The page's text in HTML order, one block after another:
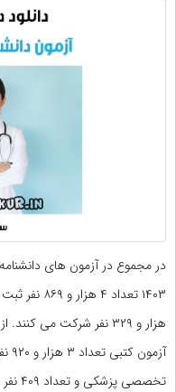
در مجموع در آزمون های